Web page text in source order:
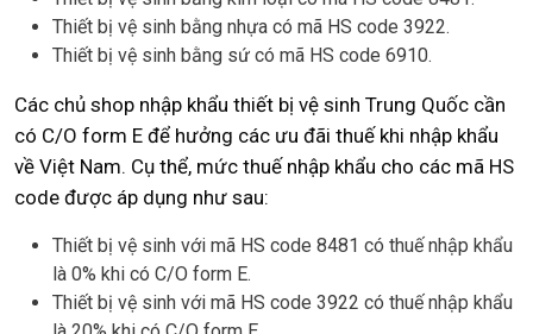
Thiết bị vệ sinh bằng nhựa có mã HS code 3922.
Thiết bị vệ sinh bằng sứ có mã HS code 6910.
Các chủ shop nhập khẩu thiết bị vệ sinh Trung Quốc cần
có C/O form E để hưởng các ưu đãi thuế khi nhập khẩu
về Việt Nam. Cụ thể, mức thuế nhập khẩu cho các mã HS
code được áp dụng như sau:
Thiết bị vệ sinh với mã HS code 8481 có thuế nhập khẩu
là 0% khi có C/O form E.
Thiết bị vệ sinh với mã HS code 3922 có thuế nhập khẩu